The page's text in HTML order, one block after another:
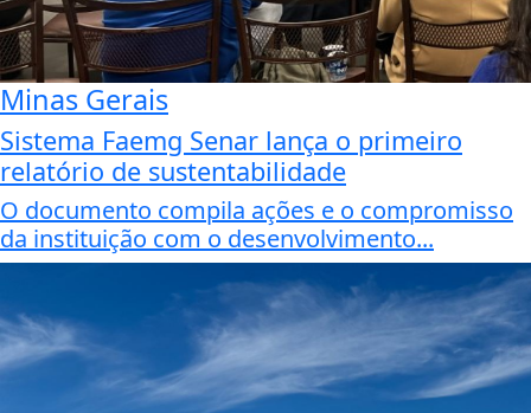
Minas Gerais
Sistema Faemg Senar lança o primeiro
relatório de sustentabilidade
O documento compila ações e o compromisso
da instituição com o desenvolvimento...